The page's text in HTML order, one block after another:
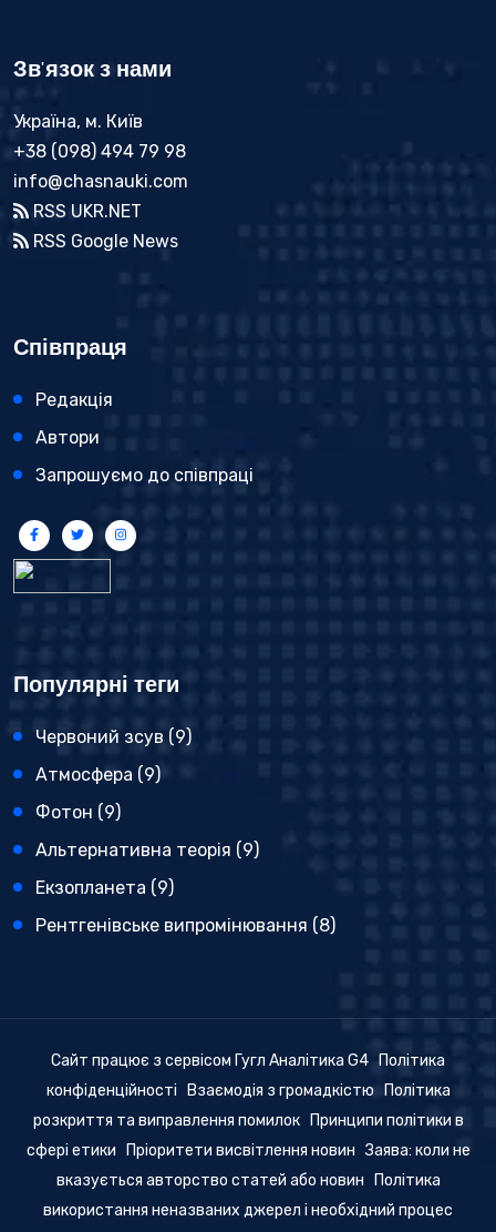
Зв'язок з нами
Україна, м. Київ
+38 (098) 494 79 98
info@chasnauki.com
RSS UKR.NET
RSS Google News
Співпраця
Редакція
Автори
Запрошуємо до співпраці
Популярні теги
Червоний зсув (9)
Атмосфера (9)
Фотон (9)
Альтернативна теорія (9)
Екзопланета (9)
Рентгенівське випромінювання (8)
Сайт працює з сервісом Гугл Аналітика G4
Політика
конфіденційності
Взаємодія з громадкістю
Політика
розкриття та виправлення помилок
Принципи політики в
сфері етики
Пріоритети висвітлення новин Заява: коли не
вказується авторство статей або новин
Політика
використання неназваних джерел і необхідний процес